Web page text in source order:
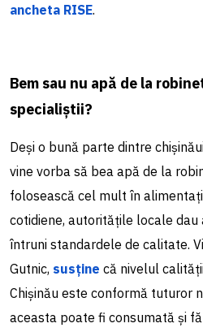
ancheta RISE.
Bem sau nu apă de la
specialiștii?
Deși o bună parte dintre
vine vorba să bea apă de la
folosească cel mult în
cotidiene, autoritățile locale dau
întruni standardele de calitate.
Gutnic, susține că nivelul
Chișinău este conformă tuturor
aceasta poate fi consumată și